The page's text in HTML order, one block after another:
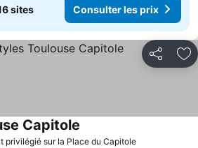
sites Consulter les prix
Partager
privilégié sur la Place du Capitole
Capitole